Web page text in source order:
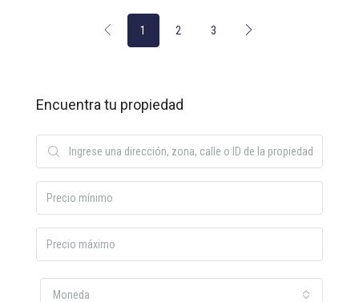
1 2 3
Encuentra tu propiedad
Moneda